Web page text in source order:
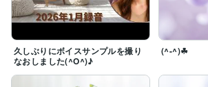
久しぶりにボイスサンプルを撮り
なおしました(^O^)♪
(^-^)☘